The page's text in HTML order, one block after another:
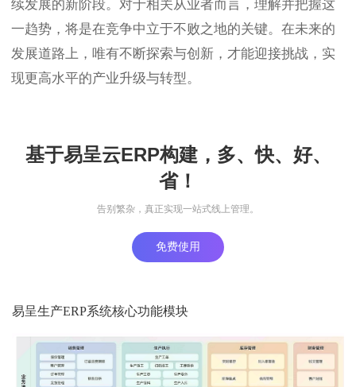
续发展的新阶段。对于相关从业者而言，理解并把握这
一趋势，将是在竞争中立于不败之地的关键。在未来的
发展道路上，唯有不断探索与创新，才能迎接挑战，实
现更高水平的产业升级与转型。
基于易呈云ERP构建，多、快、好、
省！
告别繁杂，真正实现一站式线上管理。
免费使用
易呈生产ERP系统核心功能模块